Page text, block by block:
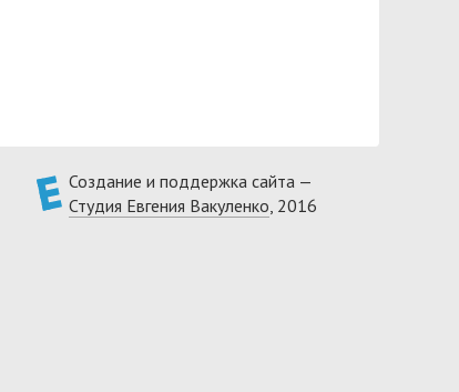
Создание и поддержка сайта —
Студия Евгения Вакуленко, 2016